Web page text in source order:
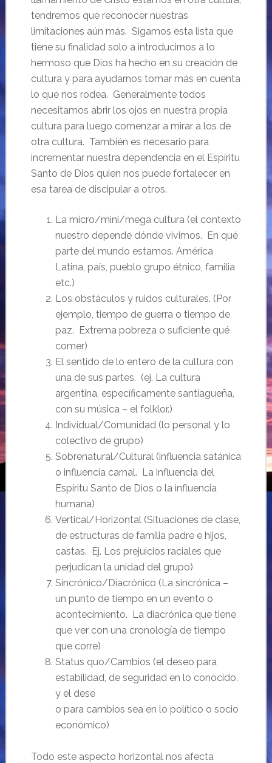
tendremos que reconocer nuestras
limitaciones aún más. Sigamos esta lista que
tiene su finalidad solo a introducirnos a lo
hermoso que Dios ha hecho en su creación de
cultura y para ayudarnos tomar más en cuenta
lo que nos rodea. Generalmente todos
necesitamos abrir los ojos en nuestra propia
cultura para luego comenzar a mirar a los de
otra cultura. También es necesario para
incrementar nuestra dependencia en el Espíritu
Santo de Dios quien nos puede fortalecer en
esa tarea de discipular a otros.
La micro/mini/mega cultura (el contexto
nuestro depende dónde vivimos. En qué
parte del mundo estamos. América
Latina, país, pueblo grupo étnico, familia
etc.)
Los obstáculos y ruidos culturales. (Por
ejemplo, tiempo de guerra o tiempo de
paz. Extrema pobreza o suficiente qué
comer)
El sentido de lo entero de la cultura con
una de sus partes. (ej. La cultura
argentina, específicamente santiagueña,
con su música – el folklor.)
Individual/Comunidad (lo personal y lo
colectivo de grupo)
Sobrenatural/Cultural (influencia satánica
o influencia carnal. La influencia del
Espíritu Santo de Dios o la influencia
humana)
Vertical/Horizontal (Situaciones de clase,
de estructuras de familia padre e hijos,
castas. Ej. Los prejuicios raciales que
perjudican la unidad del grupo)
Sincrónico/Diacrónico (La sincrónica –
un punto de tiempo en un evento o
acontecimiento. La diacrónica que tiene
que ver con una cronología de tiempo
que corre)
Status quo/Cambios (el deseo para
estabilidad, de seguridad en lo conocido,
y el dese
o para cambios sea en lo político o socio
económico)
Todo este aspecto horizontal nos afecta